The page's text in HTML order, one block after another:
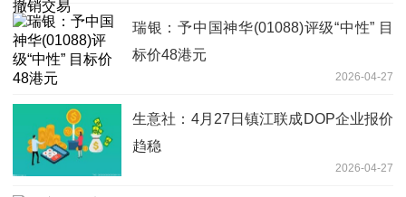
瑞银：予中国神华(01088)评级“中性” 目
标价48港元
2026-04-27
生意社：4月27日镇江联成DOP企业报价
趋稳
2026-04-27